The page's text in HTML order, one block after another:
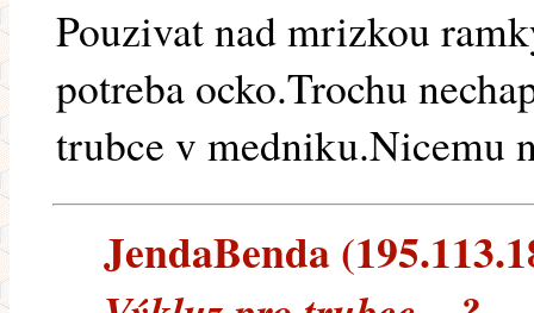
Pouzivat nad mrizkou
potreba ocko.Trochu
trubce v medniku.Nicemu
JendaBenda